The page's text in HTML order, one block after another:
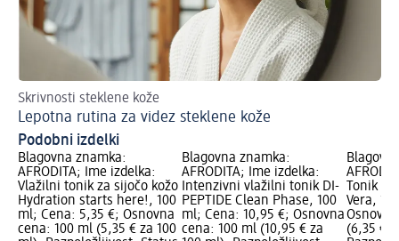
Skrivnosti steklene kože
Lepotna rutina za videz steklene kože
Podobni izdelki
Blagovna znamka:
AFRODITA; Ime izdelka:
Vlažilni tonik za sijočo kožo
Hydration starts here!, 100
ml; Cena: 5,35 €; Osnovna
cena: 100 ml (5,35 € za 100
Blagovna znamka:
AFRODITA; Ime izdelka:
Intenzivni vlažilni tonik DI-
PEPTIDE Clean Phase, 100
ml; Cena: 10,95 €; Osnovna
cena: 100 ml (10,95 € za
Tonik
Vera,
(6,35 €